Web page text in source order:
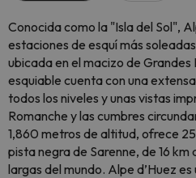
Conocida como la "Isla del Sol",
estaciones de esquí más
ubicada en el macizo de
esquiable cuenta con una
todos los niveles y unas vistas
Romanche y las cumbres
1,860 metros de altitud, ofrece
pista negra de Sarenne, de 16 km
largas del mundo. Alpe d’Huez